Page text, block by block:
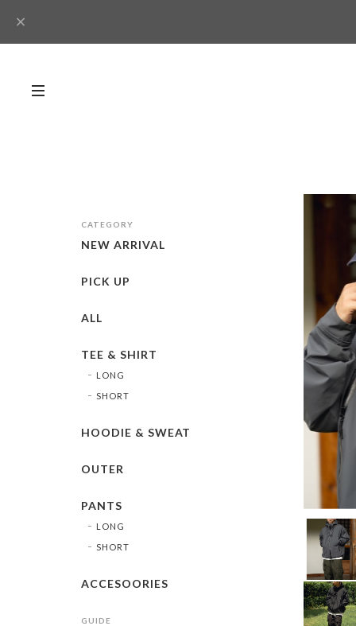
CATEGORY
NEW ARRIVAL
PICK UP
ALL
TEE & SHIRT
LONG
SHORT
HOODIE & SWEAT
OUTER
PANTS
LONG
SHORT
ACCESOORIES
GUIDE